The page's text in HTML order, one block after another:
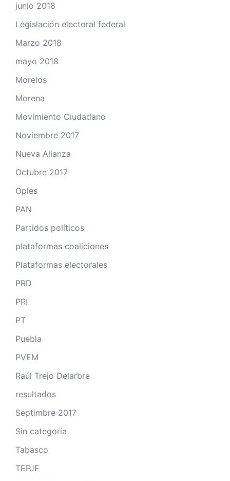
junio 2018
Legislación electoral federal
Marzo 2018
mayo 2018
Morelos
Morena
Movimiento Ciudadano
Noviembre 2017
Nueva Alianza
Octubre 2017
Oples
PAN
Partidos políticos
plataformas coaliciones
Plataformas electorales
PRD
PRI
PT
Puebla
PVEM
Raúl Trejo Delarbre
resultados
Septimbre 2017
Sin categoría
Tabasco
TEPJF